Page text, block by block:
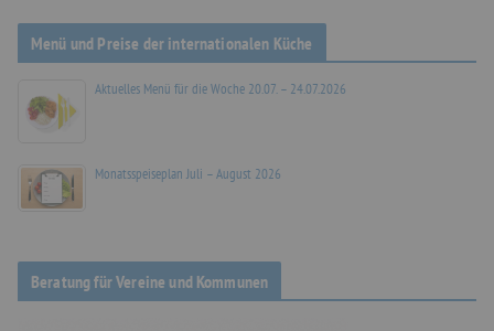
Menü und Preise der internationalen Küche
Aktuelles Menü für die Woche 20.07. – 24.07.2026
Monatsspeiseplan Juli – August 2026
Beratung für Vereine und Kommunen